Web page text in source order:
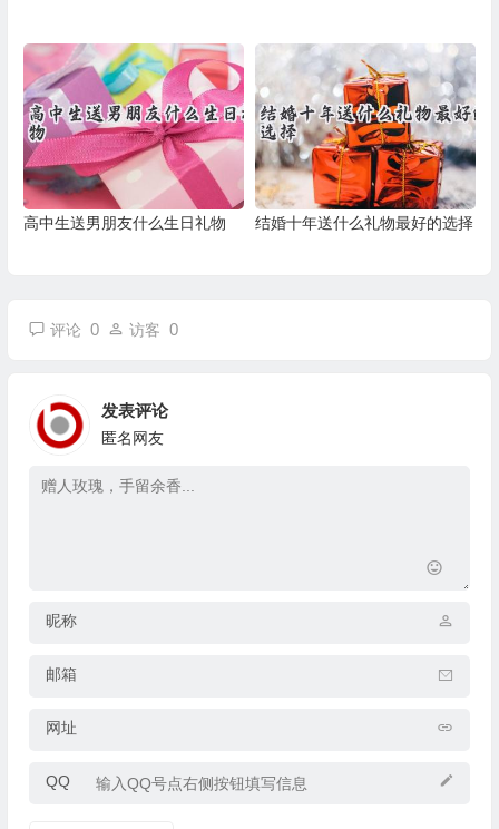
高中生送男朋友什么生日礼物 结婚十年送什么礼物最好的选择
评论 0 访客 0
发表评论
匿名网友
昵称
邮箱
网址
QQ